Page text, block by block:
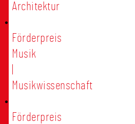
Architektur
Förderpreis
Musik
Musikwissenschaft
Förderpreis